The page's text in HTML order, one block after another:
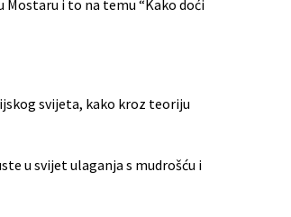
Mostaru i to na temu “Kako doći
svijeta, kako kroz teoriju
u svijet ulaganja s mudrošću i